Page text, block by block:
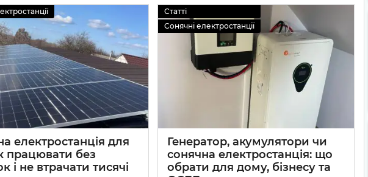
сонячне випромінювання в електроенергію.
побутових приладів;
використання вночі або під час відключень;
енергію сонця навіть у хмарну погоду.
електростанція для
працювати без
і не втрачати тисячі
Статті
Сонячні електростанції
Генератор, акумулятори чи
сонячна електростанція: що
обрати для дому, бізнесу та